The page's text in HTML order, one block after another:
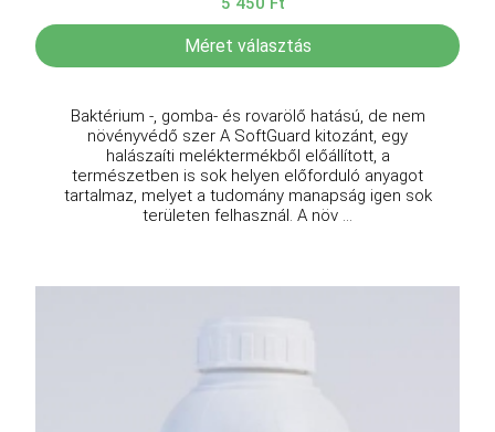
Méret választás
Baktérium -, gomba- és rovarölő hatású, de nem
növényvédő szer A SoftGuard kitozánt, egy
halászaíti meléktermékből előállított, a
természetben is sok helyen előforduló anyagot
tartalmaz, melyet a tudomány manapság igen sok
területen felhasznál. A növ ...